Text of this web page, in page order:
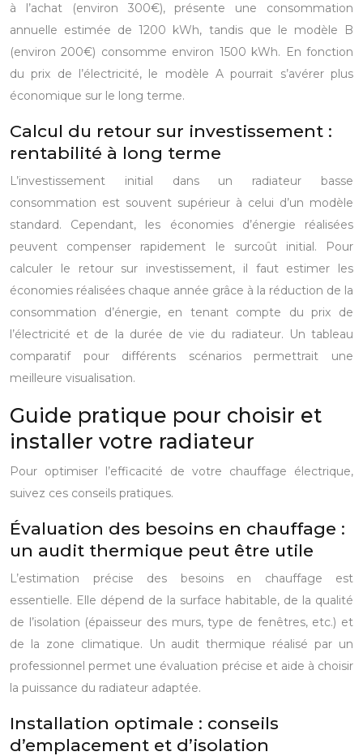
à l’achat (environ 300€), présente une consommation
annuelle estimée de 1200 kWh, tandis que le modèle B
(environ 200€) consomme environ 1500 kWh. En fonction
du prix de l’électricité, le modèle A pourrait s’avérer plus
économique sur le long terme.
Calcul du retour sur investissement :
rentabilité à long terme
L’investissement initial dans un radiateur basse
consommation est souvent supérieur à celui d’un modèle
standard. Cependant, les économies d’énergie réalisées
peuvent compenser rapidement le surcoût initial. Pour
calculer le retour sur investissement, il faut estimer les
économies réalisées chaque année grâce à la réduction de la
consommation d’énergie, en tenant compte du prix de
l’électricité et de la durée de vie du radiateur. Un tableau
comparatif pour différents scénarios permettrait une
meilleure visualisation.
Guide pratique pour choisir et
installer votre radiateur
Pour optimiser l’efficacité de votre chauffage électrique,
suivez ces conseils pratiques.
Évaluation des besoins en chauffage :
un audit thermique peut être utile
L’estimation précise des besoins en chauffage est
essentielle. Elle dépend de la surface habitable, de la qualité
de l’isolation (épaisseur des murs, type de fenêtres, etc.) et
de la zone climatique. Un audit thermique réalisé par un
professionnel permet une évaluation précise et aide à choisir
la puissance du radiateur adaptée.
Installation optimale : conseils
d’emplacement et d’isolation